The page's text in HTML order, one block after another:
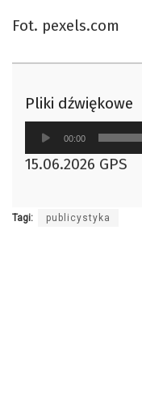
Fot. pexels.com
Pliki dźwiękowe
Odtwarzacz
plików
dźwiękowych
00:00
15.06.2026 GPS
Tagi: publicystyka